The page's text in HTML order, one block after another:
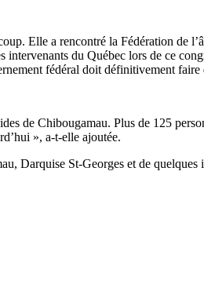
Elle a rencontré la Fédération de
intervenants du Québec lors de ce
fédéral doit définitivement faire
de Chibougamau. Plus de 125
», a-t-elle ajoutée.
Darquise St-Georges et de quelques